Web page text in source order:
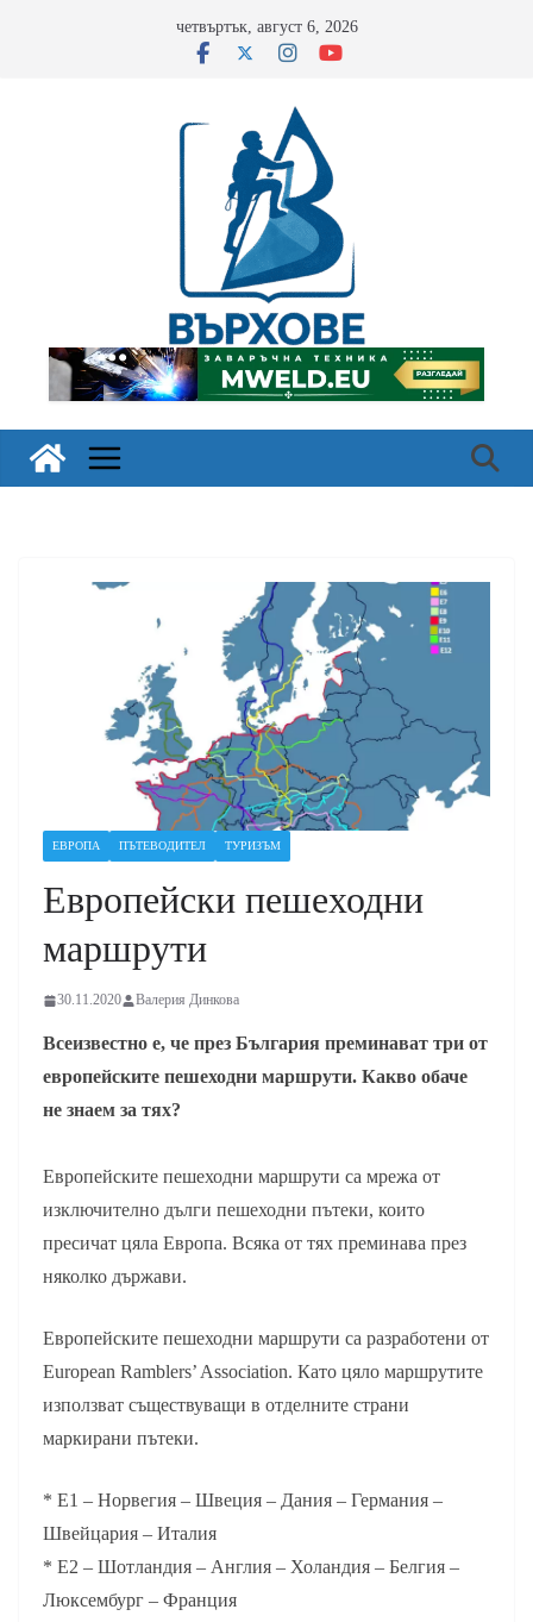
четвъртък, август 6, 2026
ЕВРОПА ПЪТЕВОДИТЕЛ ТУРИЗЪМ
Европейски пешеходни
маршрути
30.11.2020 Валерия Динкова
Всеизвестно е, че през България преминават три от
европейските пешеходни маршрути. Какво обаче
не знаем за тях?
Европейските пешеходни маршрути са мрежа от
изключително дълги пешеходни пътеки, които
пресичат цяла Европа. Всяка от тях преминава през
няколко държави.
Европейските пешеходни маршрути са разработени от
European Ramblers’ Association. Като цяло маршрутите
използват съществуващи в отделните страни
маркирани пътеки.
* E1 – Норвегия – Швеция – Дания – Германия –
Швейцария – Италия
* Е2 – Шотландия – Англия – Холандия – Белгия –
Люксембург – Франция